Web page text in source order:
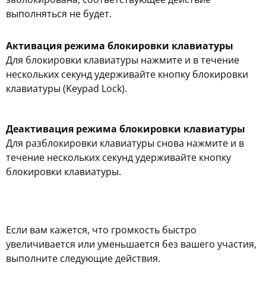
выполняться не будет.
Активация режима блокировки клавиатуры
Для блокировки клавиатуры нажмите и в течение
нескольких секунд удерживайте кнопку блокировки
клавиатуры (Keypad Lock).
Деактивация режима блокировки клавиатуры
Для разблокировки клавиатуры снова нажмите и в
течение нескольких секунд удерживайте кнопку
блокировки клавиатуры.
Если вам кажется, что громкость быстро
увеличивается или уменьшается без вашего участия,
выполните следующие действия.